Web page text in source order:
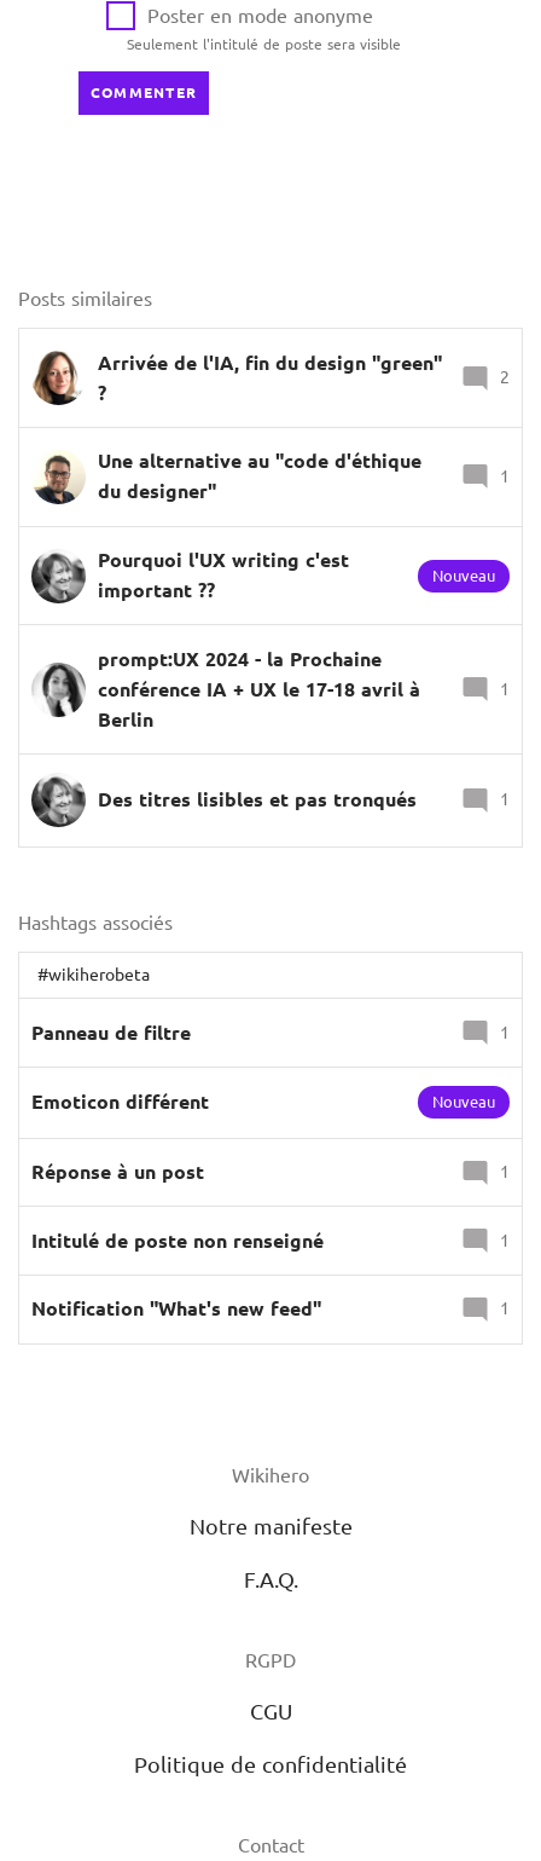
Poster en mode anonyme
Seulement l'intitulé de poste sera visible
COMMENTER
Posts similaires
Arrivée de l'IA, fin du design "green"
?
2
Une alternative au "code d'éthique
du designer"
1
Pourquoi l'UX writing c'est
important ??
Nouveau
prompt:UX 2024 - la Prochaine
conférence IA + UX le 17-18 avril à
Berlin
1
Des titres lisibles et pas tronqués 1
Hashtags associés
#wikiherobeta
Panneau de filtre 1
Emoticon différent Nouveau
Réponse à un post 1
Intitulé de poste non renseigné 1
Notification "What's new feed" 1
Wikihero
Notre manifeste
F.A.Q.
RGPD
CGU
Politique de confidentialité
Contact